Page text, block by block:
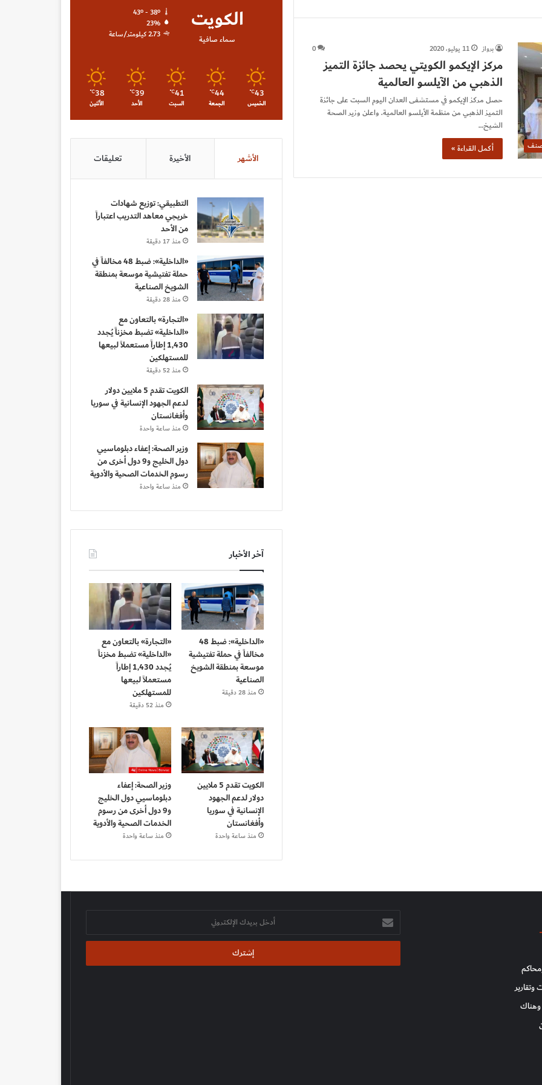
برواز 11 يوليو، 2020 0
مركز الإيكمو الكويتي يحصد جائزة التميز
الذهبي من الآيلسو العالمية
حصل مركز الإيكمو في مستشفى العدان اليوم السبت على جائزة
التميز الذهبي من منظمة الأيلسو العالمية. واعلن وزير الصحة
الشيخ…
أكمل القراءة »
الكويت
سماء صافية
43º - 38º
23%
2.73 كيلومتر/ساعة
43
℃
الخميس
44
℃
الجمعة
41
℃
السبت
39
℃
الأحد
38
℃
الأثنين
الأشهر الأخيرة تعليقات
التطبيقي: توزيع شهادات
خريجي معاهد التدريب اعتباراً
من الأحد
منذ 17 دقيقة
«الداخلية»: ضبط 48 مخالفاً في
حملة تفتيشية موسعة بمنطقة
الشويخ الصناعية
منذ 28 دقيقة
«التجارة» بالتعاون مع
«الداخلية» تضبط مخزناً يُجدد
1,430 إطاراً مستعملاً لبيعها
للمستهلكين
منذ 52 دقيقة
الكويت تقدم 5 ملايين دولار
لدعم الجهود الإنسانية في سوريا
وأفغانستان
منذ ساعة واحدة
وزير الصحة: إعفاء دبلوماسيي
دول الخليج و9 دول أخرى من
رسوم الخدمات الصحية والأدوية
منذ ساعة واحدة
آخر الأخبار
«الداخلية»: ضبط 48
مخالفاً في حملة تفتيشية
موسعة بمنطقة الشويخ
الصناعية
منذ 28 دقيقة
«التجارة» بالتعاون مع
«الداخلية» تضبط مخزناً
يُجدد 1,430 إطاراً
مستعملاً لبيعها
للمستهلكين
منذ 52 دقيقة
الكويت تقدم 5 ملايين
دولار لدعم الجهود
الإنسانية في سوريا
وأفغانستان
منذ ساعة واحدة
وزير الصحة: إعفاء
دبلوماسيي دول الخليج
و9 دول أخرى من رسوم
الخدمات الصحية والأدوية
منذ ساعة واحدة
وتقارير
أدخل
بريدك
الإلكتروني